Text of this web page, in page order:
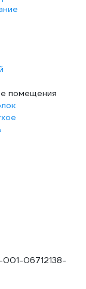
помещения
001-06712138-